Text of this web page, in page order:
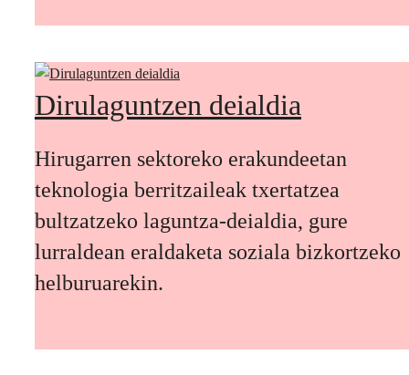
Dirulaguntzen deialdia
Hirugarren sektoreko erakundeetan
teknologia berritzaileak txertatzea
bultzatzeko laguntza-deialdia, gure
lurraldean eraldaketa soziala bizkortzeko
helburuarekin.